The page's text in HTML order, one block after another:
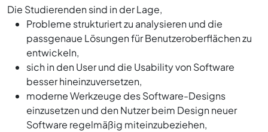
Die Studierenden sind in der Lage,
Probleme strukturiert zu analysieren und die
passgenaue Lösungen für Benutzeroberflächen zu
entwickeln,
sich in den User und die Usability von Software
besser hineinzuversetzen,
moderne Werkzeuge des Software-Designs
einzusetzen und den Nutzer beim Design neuer
Software regelmäßig miteinzubeziehen,